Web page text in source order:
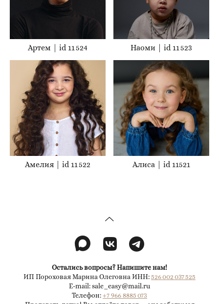
Артем | id 11 524 Наоми | id 11 523
Амелия | id 11 522 Алиса | id 11521
Остались вопросы? Напишите нам!
ИП Пороховая Марина Олеговна ИНН:526 002 037 525
E-mail: sale_easy@mail.ru
Телефон:+7 966 8885 073